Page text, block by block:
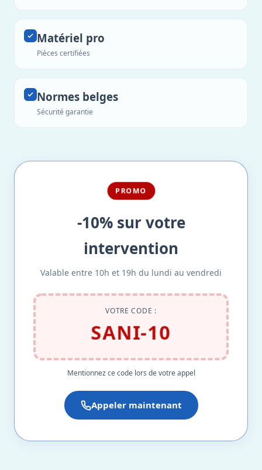
Matériel pro
Pièces certifiées
Normes belges
Sécurité garantie
PROMO
-10% sur votre
intervention
Valable entre 10h et 19h du lundi au vendredi
VOTRE CODE :
SANI-10
Mentionnez ce code lors de votre appel
Appeler maintenant